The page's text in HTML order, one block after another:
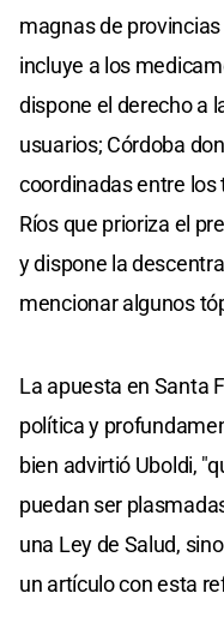
magnas de
incluye a los
dispone el derecho a
usuarios; Córdoba
coordinadas entre los
Ríos que prioriza el
y dispone la
mencionar algunos
La apuesta en Santa
política y
bien advirtió Uboldi,
puedan ser
una Ley de Salud,
un artículo con esta